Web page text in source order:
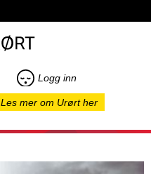
Logg inn
Les mer om Urørt her